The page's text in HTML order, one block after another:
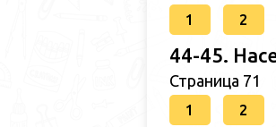
1 2
44-45.
Страница 71
1 2